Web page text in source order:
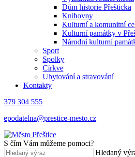
Dům historie Přešticka
Knihovny
Kulturní a komunitní
Kulturní památky v
Národní kulturní
Sport
Spolky
Církve
Ubytování a stravování
Kontakty
379 304 555
epodatelna@prestice-mesto.cz
S čím Vám můžeme pomoci?
Hledaný